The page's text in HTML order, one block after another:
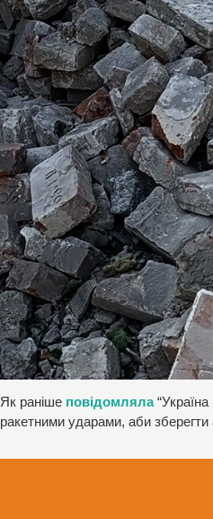
Як раніше повідомляла“Україна
ракетними ударами, аби